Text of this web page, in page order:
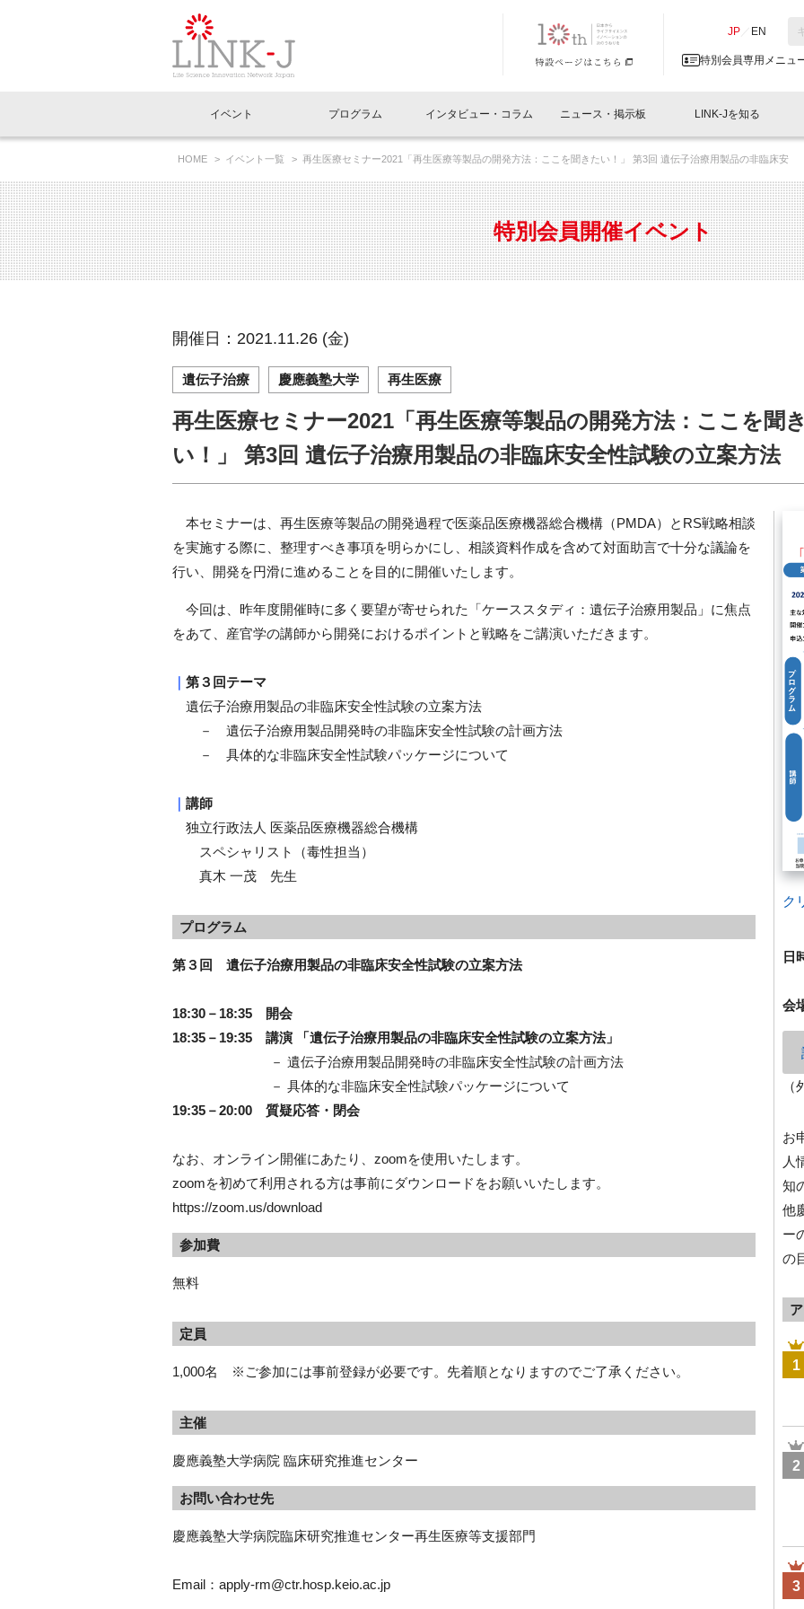
JP EN
特別会員専用メニュ
イベントお知らせメール登録
閉じる
イベント
イベント一覧
LINK-J主催・共催 特別会員開催
LINK-J協賛・協力 出展・参加
イベントレポート一覧
LINK-J主催・共催
LINK-J協賛・協力
プログラム
Out of Box相談室 What's "UNIKORN"？
インタビュー・コラム
インタビュー・コラム一覧
スペシャルインタビュー ベンチャーインタビュー 会報
連載コラム サポーターコラム 日本
ニュース・掲示板
ニュース一覧
トピック プレスリリース
メディア情報 海外関連
協賛・協力
人と情報の交流掲示板一覧
会員プレスリリース
募集
LINK-Jを知る
理事長挨拶 Why in Nihonbashi
国内外連携 サポーター紹介 事業
組織概要 パンフレット GTB
特別会員一覧 特別会員について 入会
専用メニューはこちら
ラウンジ・会議室 オフィス・ラボ 施設
アクセス
HOME イベント一覧
再生医療セミナー2021「再生医療等製品の開発方法：ここを聞きたい！」 第3回 遺伝子治療用製品の非臨床安
特別会員開催イベント
開催日：2021.11.26 (金)
遺伝子治療 慶應義塾大学 再生医療
再生医療セミナー2021「再生医療等製品の開発方法：ここを聞
い！」 第3回 遺伝子治療用製品の非臨床安全性試験の立案方法
本セミナーは、再生医療等製品の開発過程で医薬品医療機器総合機構（PMDA）とRS戦略相談
を実施する際に、整理すべき事項を明らかにし、相談資料作成を含めて対面助言で十分な議論を
行い、開発を円滑に進めることを目的に開催いたします。
今回は、昨年度開催時に多く要望が寄せられた「ケーススタディ：遺伝子治療用製品」に焦点
をあて、産官学の講師から開発におけるポイントと戦略をご講演いただきます。
｜ 第３回テーマ
遺伝子治療用製品の非臨床安全性試験の立案方法
－ 遺伝子治療用製品開発時の非臨床安全性試験の計画方法
－ 具体的な非臨床安全性試験パッケージについて
｜ 講師
独立行政法人 医薬品医療機器総合機構
スペシャリスト（毒性担当）
真木 一茂 先生
プログラム
第３回 遺伝子治療用製品の非臨床安全性試験の立案方法
18:30－18:35 開会
18:35－19:35 講演 「遺伝子治療用製品の非臨床安全性試験の立案方法」
－ 遺伝子治療用製品開発時の非臨床安全性試験の計画方法
－ 具体的な非臨床安全性試験パッケージについて
19:35－20:00 質疑応答・閉会
なお、オンライン開催にあたり、zoomを使用いたします。
zoomを初めて利用される方は事前にダウンロードをお願いいたします。
https://zoom.us/download
参加費
無料
定員
1,000名 ※ご参加には事前登録が必要です。先着順となりますのでご了承ください。
主催
慶應義塾大学病院 臨床研究推進センター
お問い合わせ先
慶應義塾大学病院臨床研究推進センター再生医療等支援部門
Email：apply-rm@ctr.hosp.keio.ac.jp
ク
日
会
お
人
知
他
ー
の
1
2
3